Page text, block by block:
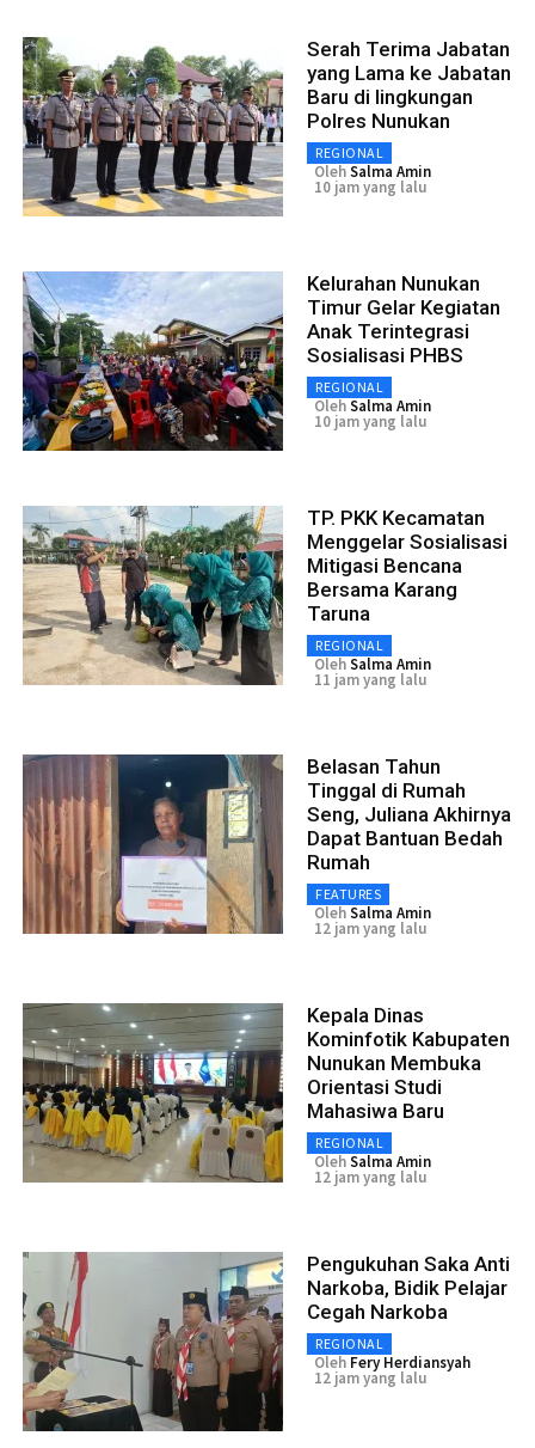
Serah Terima Jabatan
yang Lama ke Jabatan
Baru di lingkungan
Polres Nunukan
REGIONAL
OlehSalma Amin
10 jam yang lalu
Kelurahan Nunukan
Timur Gelar Kegiatan
Anak Terintegrasi
Sosialisasi PHBS
REGIONAL
OlehSalma Amin
10 jam yang lalu
TP. PKK Kecamatan
Menggelar Sosialisasi
Mitigasi Bencana
Bersama Karang
Taruna
REGIONAL
OlehSalma Amin
11 jam yang lalu
Belasan Tahun
Tinggal di Rumah
Seng, Juliana Akhirnya
Dapat Bantuan Bedah
Rumah
FEATURES
OlehSalma Amin
12 jam yang lalu
Kepala Dinas
Kominfotik Kabupaten
Nunukan Membuka
Orientasi Studi
Mahasiwa Baru
REGIONAL
OlehSalma Amin
12 jam yang lalu
Pengukuhan Saka Anti
Narkoba, Bidik Pelajar
Cegah Narkoba
REGIONAL
Oleh Fery Herdiansyah
12 jam yang lalu